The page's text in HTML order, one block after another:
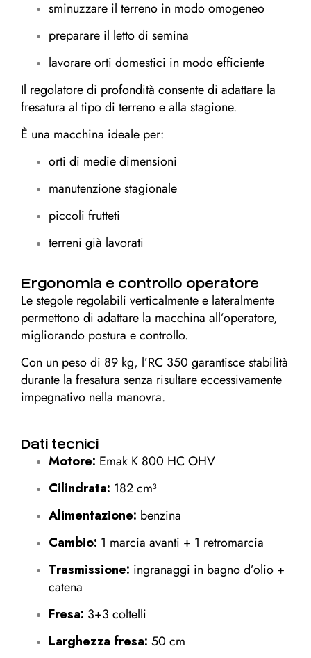
sminuzzare il terreno in modo omogeneo
preparare il letto di semina
lavorare orti domestici in modo efficiente
Il regolatore di profondità consente di adattare la
fresatura al tipo di terreno e alla stagione.
È una macchina ideale per:
orti di medie dimensioni
manutenzione stagionale
piccoli frutteti
terreni già lavorati
Ergonomia e controllo operatore
Le stegole regolabili verticalmente e lateralmente
permettono di adattare la macchina all’operatore,
migliorando postura e controllo.
Con un peso di 89 kg, l’RC 350 garantisce stabilità
durante la fresatura senza risultare eccessivamente
impegnativo nella manovra.
Dati tecnici
Motore: Emak K 800 HC OHV
Cilindrata: 182 cm³
Alimentazione: benzina
Cambio: 1 marcia avanti + 1 retromarcia
Trasmissione: ingranaggi in bagno d’olio +
catena
Fresa: 3+3 coltelli
Larghezza fresa: 50 cm